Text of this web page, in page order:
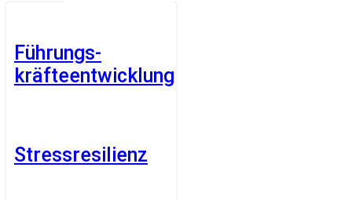
Führungs-
kräfteentwicklung
Stressresilienz